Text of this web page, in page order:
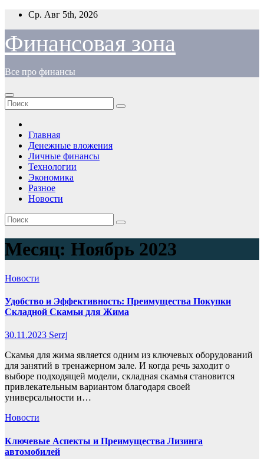
Перейти
содержимому
Ср. Авг 5th, 2026
Финансовая зона
Все про финансы
Главная
Денежные вложения
Личные финансы
Технологии
Экономика
Разное
Новости
Месяц: Ноябрь 2023
Новости
Удобство и Эффективность: Преимущества Покупки
Складной Скамьи для Жима
30.11.2023 Serzj
Скамья для жима является одним из ключевых оборудований
для занятий в тренажерном зале. И когда речь заходит о
выборе подходящей модели, складная скамья становится
привлекательным вариантом благодаря своей
универсальности и…
Новости
Ключевые Аспекты и Преимущества Лизинга
автомобилей